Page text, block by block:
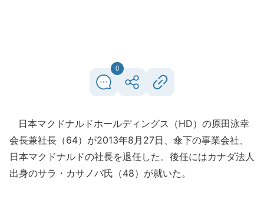
0
日本マクドナルドホールディングス（HD）の原田泳幸
会長兼社長（64）が2013年8月27日、傘下の事業会社、
日本マクドナルドの社長を退任した。後任にはカナダ法人
出身のサラ・カサノバ氏（48）が就いた。